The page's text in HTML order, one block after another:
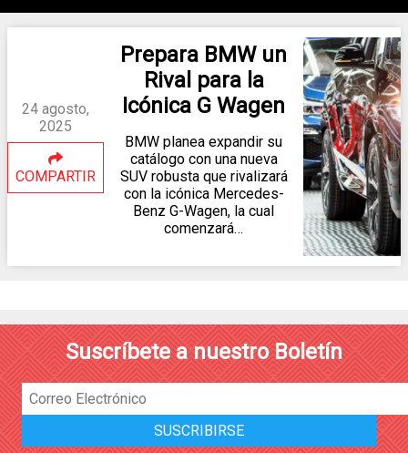
24 agosto,
2025
COMPARTIR
Prepara BMW un
Rival para la
Icónica G Wagen
BMW planea expandir su
catálogo con una nueva
SUV robusta que rivalizará
con la icónica Mercedes-
Benz G-Wagen, la cual
comenzará…
Suscríbete a nuestro Boletín